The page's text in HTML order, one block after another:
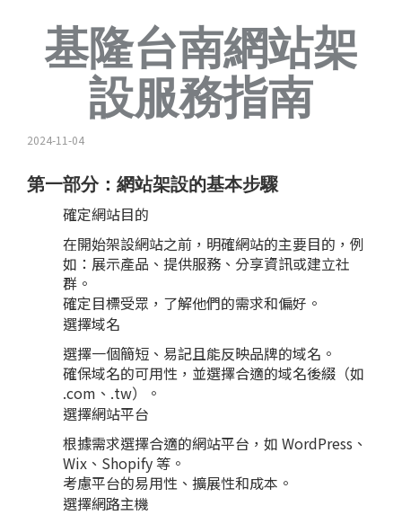
基隆台南網站架
設服務指南
2024-11-04
第一部分：網站架設的基本步驟
確定網站目的
在開始架設網站之前，明確網站的主要目的，例
如：展示產品、提供服務、分享資訊或建立社
群。
確定目標受眾，了解他們的需求和偏好。
選擇域名
選擇一個簡短、易記且能反映品牌的域名。
確保域名的可用性，並選擇合適的域名後綴（如
.com、.tw）。
選擇網站平台
根據需求選擇合適的網站平台，如 WordPress、
Wix、Shopify 等。
考慮平台的易用性、擴展性和成本。
選擇網路主機